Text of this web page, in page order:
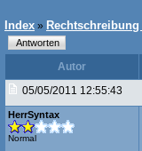
Index » Rechtschreibung
Autor
05/05/2011 12:55:43
HerrSyntax
Normal